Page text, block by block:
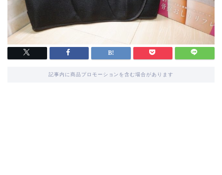
記事内に商品プロモーションを含む場合があります